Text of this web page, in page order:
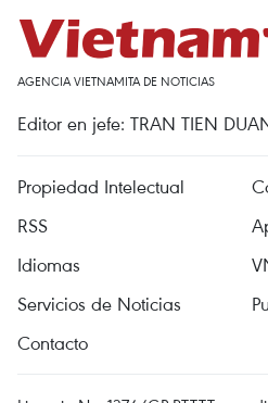
AGENCIA VIETNAMITA DE NOTICIAS
Editor en jefe: TRAN TIEN
Propiedad Intelectual
RSS
Idiomas
Servicios de Noticias
Contacto